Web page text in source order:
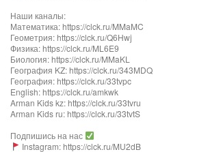
Наши каналы:
Математика: https://clck.ru/MMaMC
Геометрия: https://clck.ru/Q6Hwj
Физика: https://clck.ru/ML6E9
Биология: https://clck.ru/MMaKL​​​​​​
География KZ: https://clck.ru/343MDQ
География: https://clck.ru/33tvpc
English: https://clck.ru/amkwk
Arman Kids kz: https://clck.ru/33tvru
Arman Kids ru: https://clck.ru/33tvtS
Подпишись на нас
Instagram: https://clck.ru/MU2dB